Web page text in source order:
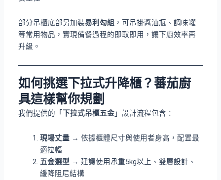
部分吊櫃底部另加裝易利勾組 ，可吊掛醬油瓶、調味罐
等常用物品，實現備餐過程的即取即用，讓下廚效率再
升級。
如何挑選下拉式升降櫃？蕃茄廚
具這樣幫你規劃
我們提供的「 下拉式吊櫃五金 」設計流程包含：
現場丈量 → 依據櫃體尺寸與使用者身高，配置最
適拉幅
五金選型 → 建議使用承重5kg以上、雙層設計、
緩降阻尼結構